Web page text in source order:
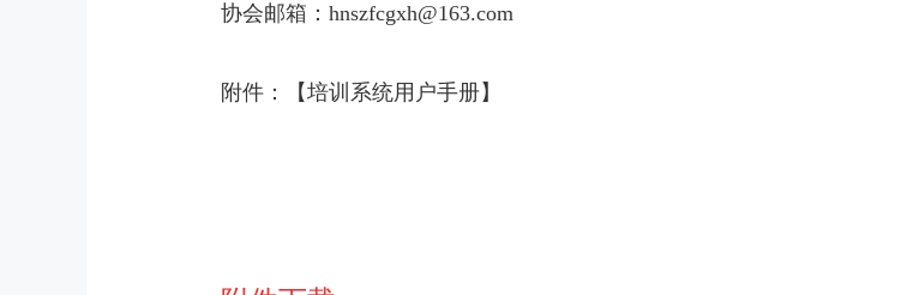
协会邮箱：hnszfcgxh@163.com
附件：【培训系统用户手册】